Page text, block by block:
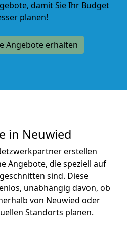
, damit Sie Ihr Budget
planen!
Angebote erhalten
in Neuwied
erstellen
Angebote, die speziell auf
sind. Diese
unabhängig davon, ob
von Neuwied oder
Standorts planen.